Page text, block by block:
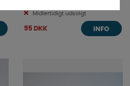
Midlertidigt udsolgt
95 DKK INFO